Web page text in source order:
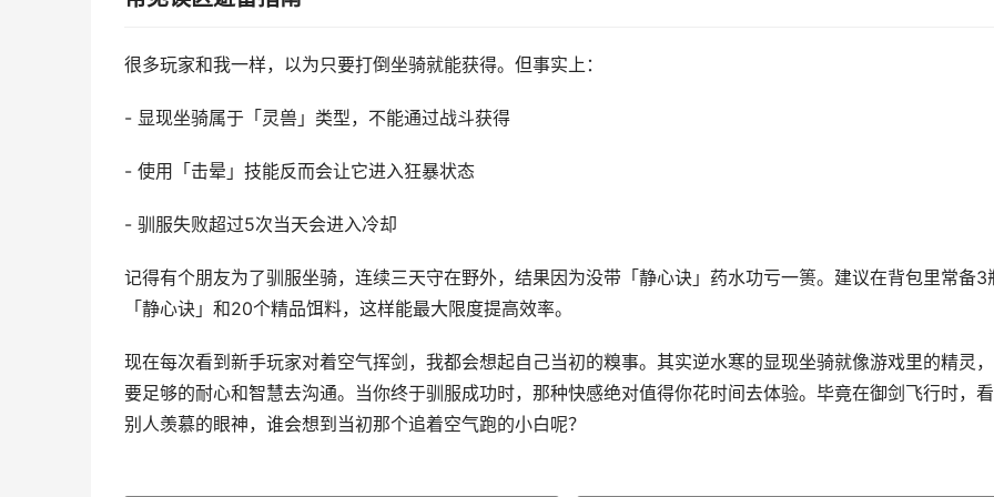
很多玩家和我一样，以为只要打倒坐骑就能获得。但事实上：
- 显现坐骑属于「灵兽」类型，不能通过战斗获得
- 使用「击晕」技能反而会让它进入狂暴状态
- 驯服失败超过5次当天会进入冷却
记得有个朋友为了驯服坐骑，连续三天守在野外，结果因为没带「静心诀」药水功亏一篑。建议在背包里常备3
「静心诀」和20个精品饵料，这样能最大限度提高效率。
现在每次看到新手玩家对着空气挥剑，我都会想起自己当初的糗事。其实逆水寒的显现坐骑就像游戏里的精灵
要足够的耐心和智慧去沟通。当你终于驯服成功时，那种快感绝对值得你花时间去体验。毕竟在御剑飞行时，
别人羡慕的眼神，谁会想到当初那个追着空气跑的小白呢？